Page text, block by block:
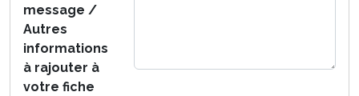
message /
Autres
informations
à rajouter à
votre fiche